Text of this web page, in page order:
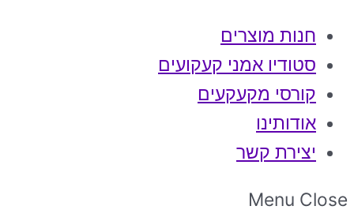
חנות מוצרים
סטודיו אמני קעקועים
קורסי מקעקעים
אודותינו
יצירת קשר
Menu Close